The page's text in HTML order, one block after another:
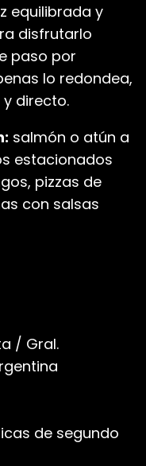
equilibrada y
disfrutarlo
paso por
lo redondea,
directo.
salmón o atún a
estacionados
pizzas de
con salsas
/ Gral.
de segundo